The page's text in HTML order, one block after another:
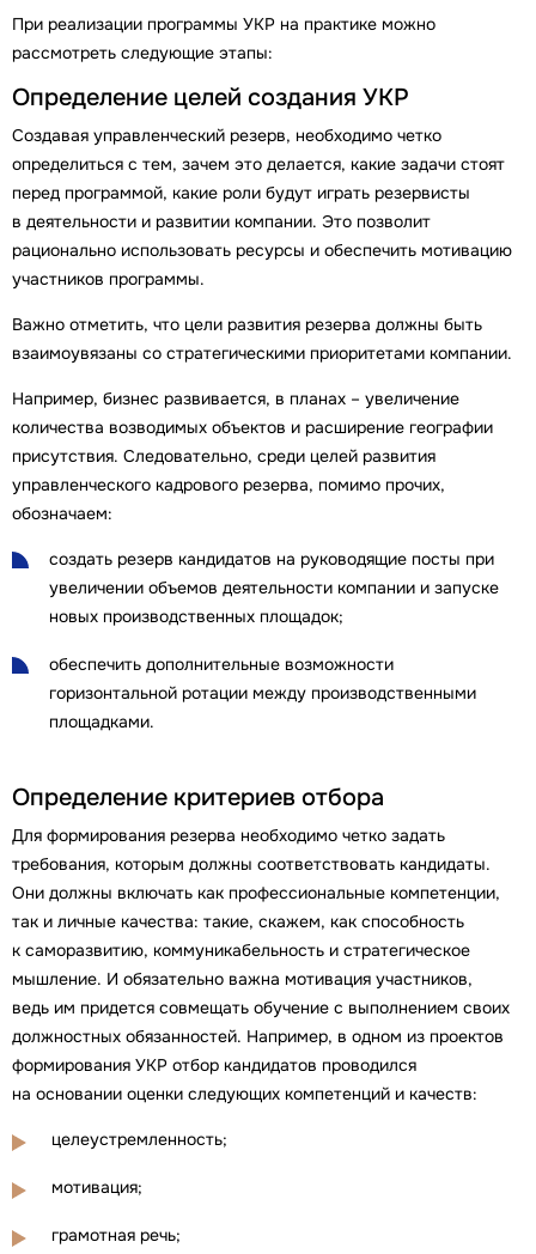
При реализации программы УКР на практике можно
рассмотреть следующие этапы:
Определение целей создания УКР
Создавая управленческий резерв, необходимо четко
определиться с тем, зачем это делается, какие задачи стоят
перед программой, какие роли будут играть резервисты
в деятельности и развитии компании. Это позволит
рационально использовать ресурсы и обеспечить мотивацию
участников программы.
Важно отметить, что цели развития резерва должны быть
взаимоувязаны со стратегическими приоритетами компании.
Например, бизнес развивается, в планах – увеличение
количества возводимых объектов и расширение географии
присутствия. Следовательно, среди целей развития
управленческого кадрового резерва, помимо прочих,
обозначаем:
создать резерв кандидатов на руководящие посты при
увеличении объемов деятельности компании и запуске
новых производственных площадок;
обеспечить дополнительные возможности
горизонтальной ротации между производственными
площадками.
Определение критериев отбора
Для формирования резерва необходимо четко задать
требования, которым должны соответствовать кандидаты.
Они должны включать как профессиональные компетенции,
так и личные качества: такие, скажем, как способность
к саморазвитию, коммуникабельность и стратегическое
мышление. И обязательно важна мотивация участников,
ведь им придется совмещать обучение с выполнением своих
должностных обязанностей. Например, в одном из проектов
формирования УКР отбор кандидатов проводился
на основании оценки следующих компетенций и качеств:
целеустремленность;
мотивация;
грамотная речь;